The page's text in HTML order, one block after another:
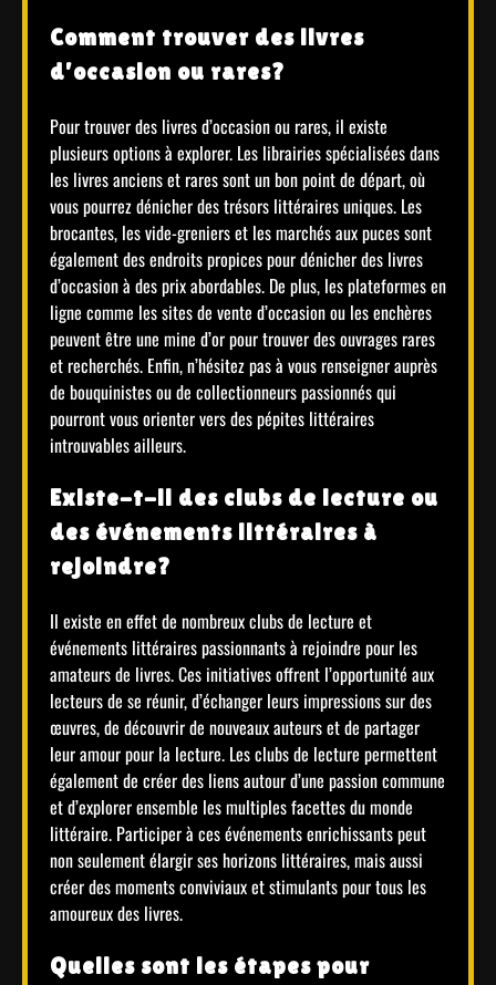
Comment trouver des livres
d’occasion ou rares?
Pour trouver des livres d’occasion ou rares, il existe
plusieurs options à explorer. Les librairies spécialisées dans
les livres anciens et rares sont un bon point de départ, où
vous pourrez dénicher des trésors littéraires uniques. Les
brocantes, les vide-greniers et les marchés aux puces sont
également des endroits propices pour dénicher des livres
d’occasion à des prix abordables. De plus, les plateformes en
ligne comme les sites de vente d’occasion ou les enchères
peuvent être une mine d’or pour trouver des ouvrages rares
et recherchés. Enfin, n’hésitez pas à vous renseigner auprès
de bouquinistes ou de collectionneurs passionnés qui
pourront vous orienter vers des pépites littéraires
introuvables ailleurs.
Existe-t-il des clubs de lecture ou
des événements littéraires à
rejoindre?
Il existe en effet de nombreux clubs de lecture et
événements littéraires passionnants à rejoindre pour les
amateurs de livres. Ces initiatives offrent l’opportunité aux
lecteurs de se réunir, d’échanger leurs impressions sur des
œuvres, de découvrir de nouveaux auteurs et de partager
leur amour pour la lecture. Les clubs de lecture permettent
également de créer des liens autour d’une passion commune
et d’explorer ensemble les multiples facettes du monde
littéraire. Participer à ces événements enrichissants peut
non seulement élargir ses horizons littéraires, mais aussi
créer des moments conviviaux et stimulants pour tous les
amoureux des livres.
Quelles sont les étapes pour